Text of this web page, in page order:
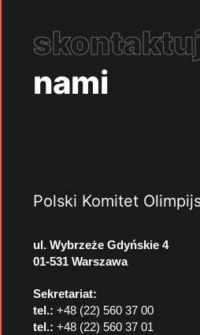
nami
Polski Komitet
ul. Wybrzeże Gdyńskie 4
01-531 Warszawa
Sekretariat:
tel.: +48 (22) 560 37 00
tel.: +48 (22) 560 37 01